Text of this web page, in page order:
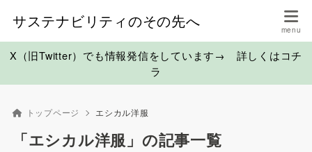
サステナビリティのその先へ
X（旧Twitter）でも情報発信をしています→ 詳しくはコチ
ラ
トップページ エシカル洋服
「エシカル洋服」の記事一覧